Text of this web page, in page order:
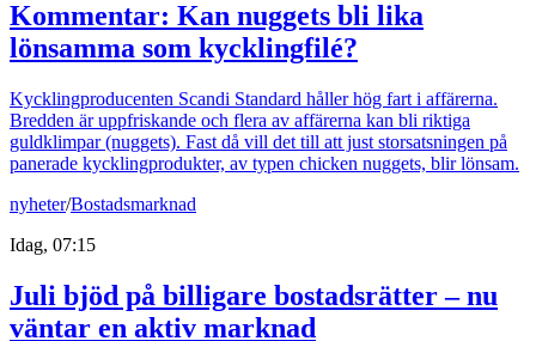
Kommentar: Kan nuggets bli lika
lönsamma som kycklingfilé?
Kycklingproducenten Scandi Standard håller hög fart i affärerna.
Bredden är uppfriskande och flera av affärerna kan bli riktiga
guldklimpar (nuggets). Fast då vill det till att just storsatsningen på
panerade kycklingprodukter, av typen chicken nuggets, blir lönsam.
nyheter/Bostadsmarknad
Idag, 07:15
Juli bjöd på billigare bostadsrätter – nu
väntar en aktiv marknad